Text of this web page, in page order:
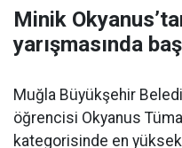
Minik
yarışmasında
Muğla Büyükşehir
öğrencisi Okyanus
kategorisinde en yüksek